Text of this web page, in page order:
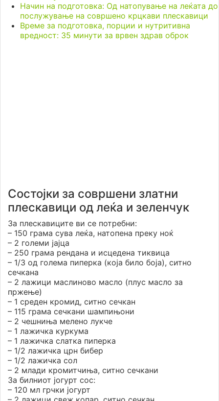
Начин на подготовка: Од натопување на леќата до
послужување на совршено крцкави плескавици
Време за подготовка, порции и нутритивна
вредност: 35 минути за врвен здрав оброк
Состојки за совршени златни
плескавици од леќа и зеленчук
За плескавиците ви се потребни:
– 150 грама сувa леќа, натопена преку ноќ
– 2 големи јајца
– 250 грама рендана и исцедена тиквица
– 1/3 од голема пиперка (која било боја), ситно
сечкана
– 2 лажици маслиново масло (плус масло за
пржење)
– 1 среден кромид, ситно сечкан
– 115 грама сечкани шампињони
– 2 чешниња мелено лукче
– 1 лажичка куркума
– 1 лажичка слатка пиперка
– 1/2 лажичка црн бибер
– 1/2 лажичка сол
– 2 млади кромитчиња, ситно сечкани
За билниот јогурт сос:
– 120 мл грчки јогурт